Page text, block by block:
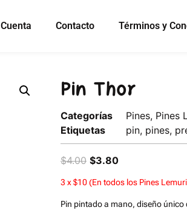
Cuenta Contacto Términos y
Pin Thor
Categorías Pines, Pines
Etiquetas
pin, pines,
$4.00 $3.80
3 x $10 (En todos los Pines
Pin pintado a mano, diseño